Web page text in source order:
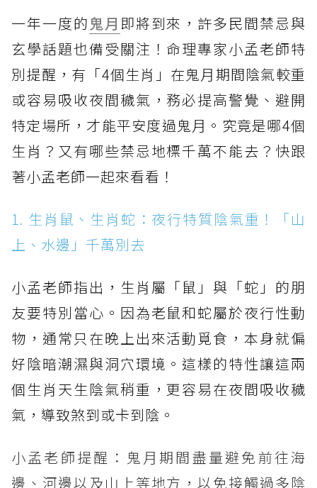
一年一度的 鬼月 即將到來，許多民間禁忌與
玄學話題也備受關注！命理專家小孟老師特
別提醒，有「4個生肖」在鬼月期間陰氣較重
或容易吸收夜間穢氣，務必提高警覺、避開
特定場所，才能平安度過鬼月。究竟是哪4個
生肖？又有哪些禁忌地標千萬不能去？快跟
著小孟老師一起來看看！
1. 生肖鼠、生肖蛇：夜行特質陰氣重！「山
上、水邊」千萬別去
小孟老師指出，生肖屬「鼠」與「蛇」的朋
友要特別當心。因為老鼠和蛇屬於夜行性動
物，通常只在晚上出來活動覓食，本身就偏
好陰暗潮濕與洞穴環境。這樣的特性讓這兩
個生肖天生陰氣稍重，更容易在夜間吸收穢
氣，導致煞到或卡到陰。
小孟老師提醒：鬼月期間盡量避免前往海
邊、河邊以及山上等地方，以免接觸過多陰